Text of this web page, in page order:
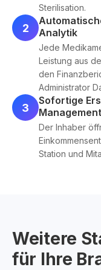
Sterilisation.
2
Analytik
Jede
Leistung aus
den
Administrator
3
Sofortige
Der Inhaber
Station und
Weitere
für Ihre